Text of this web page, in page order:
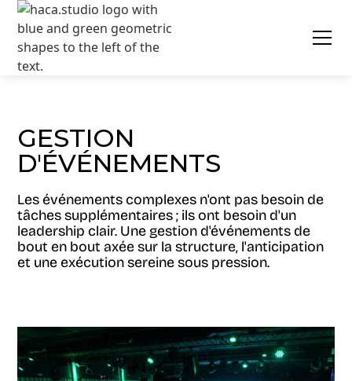
GESTION
D'ÉVÉNEMENTS
Les événements complexes n'ont pas besoin de
tâches supplémentaires ; ils ont besoin d'un
leadership clair. Une gestion d'événements de
bout en bout axée sur la structure, l'anticipation
et une exécution sereine sous pression.